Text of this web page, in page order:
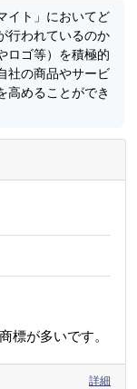
イト」においてど
行われているのか
ロゴ等）を積極的
社の商品やサービ
高めることができ
標が多いです。
詳細